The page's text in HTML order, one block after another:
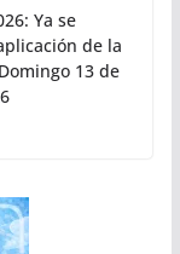
Ya se
de la
13 de